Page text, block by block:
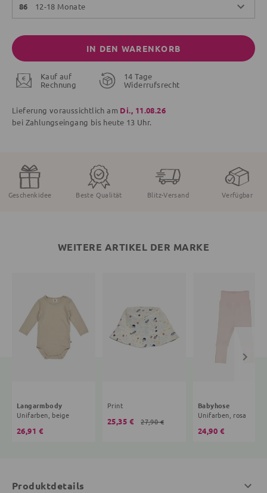
86 12-18 Monate
IN DEN WARENKORB
Kauf auf
Rechnung
14 Tage
Widerrufsrecht
Lieferung voraussichtlich am Di., 11.08.26
bei Zahlungseingang bis heute 13 Uhr.
Geschenkidee Beste Qualität Blitz-Versand Verfügbar
WEITERE ARTIKEL DER MARKE
Langarmbody
Unifarben, beige
26,91 €
Print
25,35 € 27,90 €
Babyhose
Unifarben, rosa
24,90 €
Produktdetails